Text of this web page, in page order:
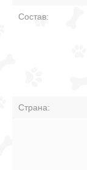
Состав:
Страна: